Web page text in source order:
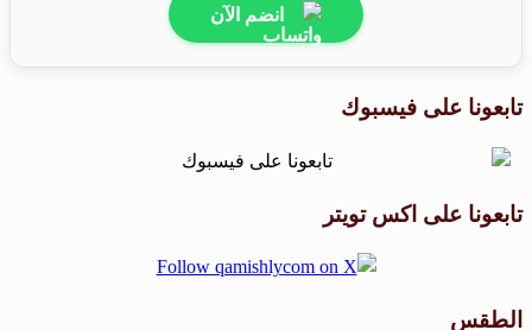
انضم الآن
تابعونا على فيسبوك
تابعونا على اكس تويتر
الطقس